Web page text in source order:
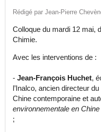
Rédigé par Jean-Pierre
Colloque du mardi 12 mai,
Chimie.
Avec les interventions de :
- Jean-François Huchet,
l’Inalco, ancien directeur
Chine contemporaine et
environnementale en Chine
;